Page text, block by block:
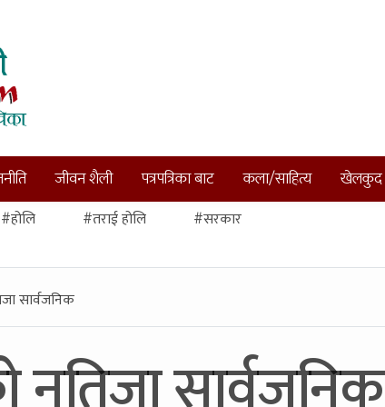
जीवन शैली पत्रपत्रिका बाट कला/साहित्य खेलकुद
#होलि #तराई होलि #सरकार
सार्वजनिक